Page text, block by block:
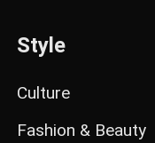
Style
Culture
Fashion & Beauty